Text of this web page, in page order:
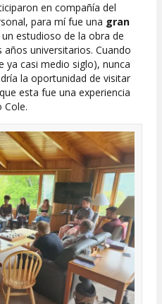
en compañía del
para mí fue una gran
estudioso de la obra de
universitarios. Cuando
ya casi medio siglo), nunca
la oportunidad de visitar
esta fue una experiencia
Cole.